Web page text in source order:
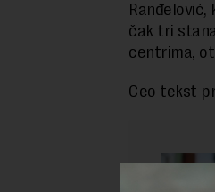
čak tri
centrima,
Ceo tekst